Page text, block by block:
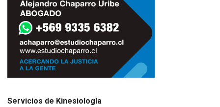
Servicios de Kinesiología